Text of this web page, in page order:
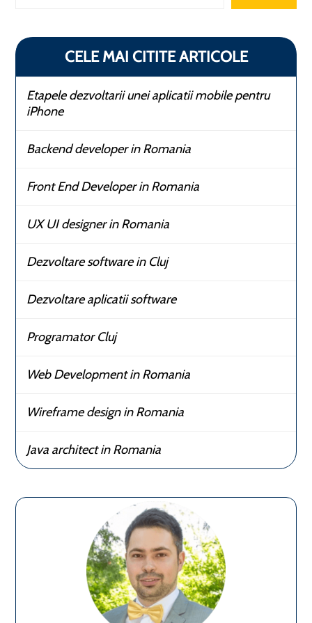
CELE MAI CITITE ARTICOLE
Etapele dezvoltarii unei aplicatii mobile pentru
iPhone
Backend developer in Romania
Front End Developer in Romania
UX UI designer in Romania
Dezvoltare software in Cluj
Dezvoltare aplicatii software
Programator Cluj
Web Development in Romania
Wireframe design in Romania
Java architect in Romania